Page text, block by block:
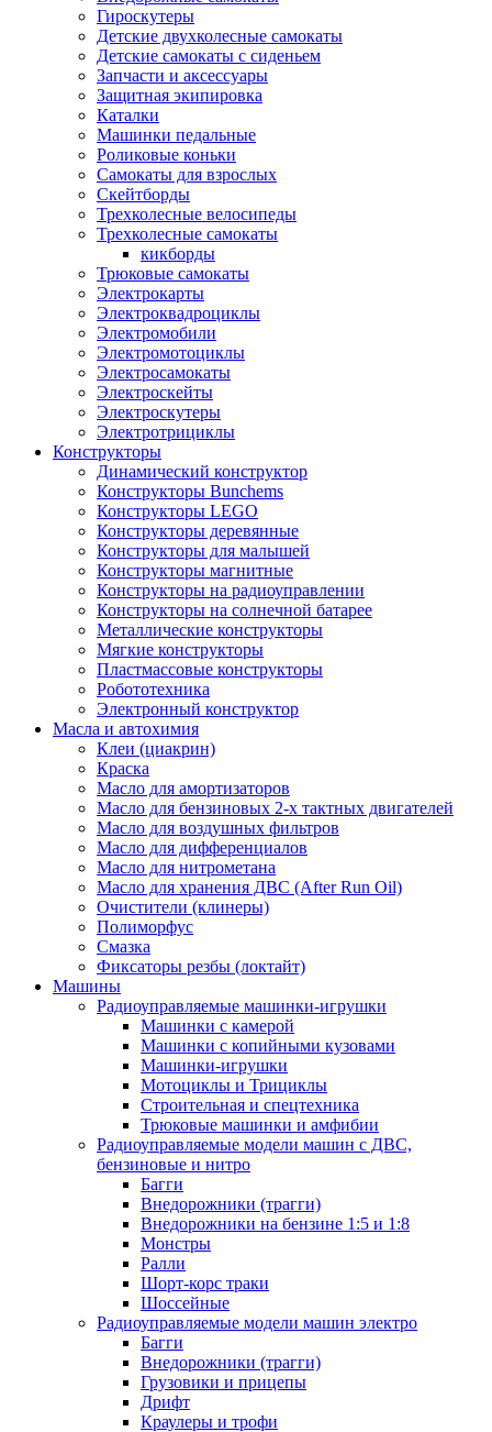
Гироскутеры
Детские двухколесные самокаты
Детские самокаты с сиденьем
Запчасти и аксессуары
Защитная экипировка
Каталки
Машинки педальные
Роликовые коньки
Самокаты для взрослых
Скейтборды
Трехколесные велосипеды
Трехколесные самокаты
кикборды
Трюковые самокаты
Электрокарты
Электроквадроциклы
Электромобили
Электромотоциклы
Электросамокаты
Электроскейты
Электроскутеры
Электротрициклы
Конструкторы
Динамический конструктор
Конструкторы Bunchems
Конструкторы LEGO
Конструкторы деревянные
Конструкторы для малышей
Конструкторы магнитные
Конструкторы на радиоуправлении
Конструкторы на солнечной батарее
Металлические конструкторы
Мягкие конструкторы
Пластмассовые конструкторы
Робототехника
Электронный конструктор
Масла и автохимия
Клеи (циакрин)
Краска
Масло для амортизаторов
Масло для бензиновых 2-х тактных двигателей
Масло для воздушных фильтров
Масло для дифференциалов
Масло для нитрометана
Масло для хранения ДВС (After Run Oil)
Очистители (клинеры)
Полиморфус
Смазка
Фиксаторы резбы (локтайт)
Машины
Радиоуправляемые машинки-игрушки
Машинки с камерой
Машинки с копийными кузовами
Машинки-игрушки
Мотоциклы и Трициклы
Строительная и спецтехника
Трюковые машинки и амфибии
Радиоуправляемые модели машин с ДВС,
бензиновые и нитро
Багги
Внедорожники (трагги)
Внедорожники на бензине 1:5 и 1:8
Монстры
Ралли
Шорт-корс траки
Шоссейные
Радиоуправляемые модели машин электро
Багги
Внедорожники (трагги)
Грузовики и прицепы
Дрифт
Краулеры и трофи